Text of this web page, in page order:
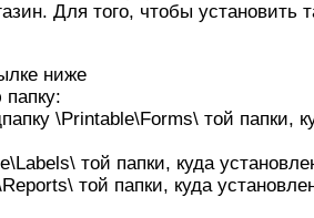
Для того, чтобы установить
ниже
\Printable\Forms\ той папки,
той папки, куда
той папки, куда